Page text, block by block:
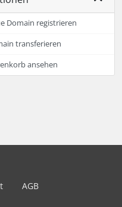
Domain registrieren
transferieren
ansehen
AGB